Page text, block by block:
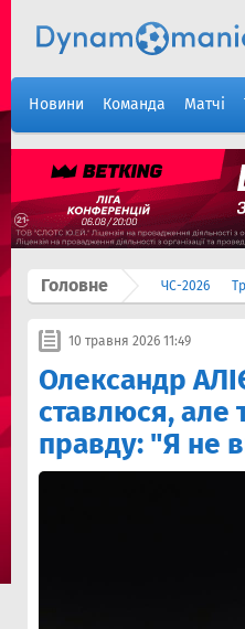
Новини Команда Матчі
Головне ЧС-2026
10 травня 2026 11:49
Олександр
ставлюся, але
правду: "Я не